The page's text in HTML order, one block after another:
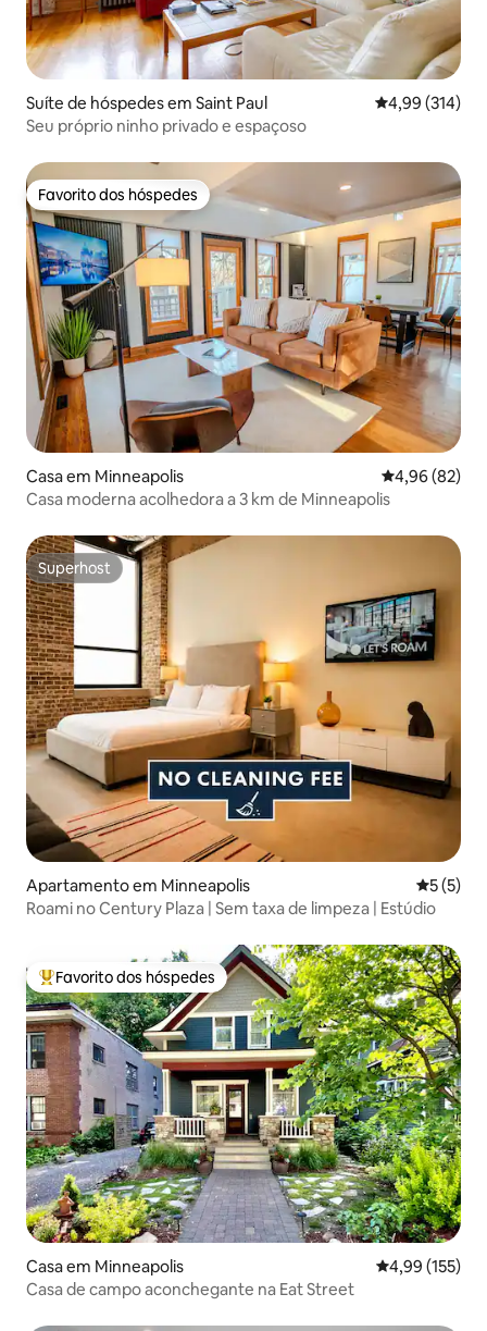
Suíte de hóspedes em Saint Paul Classificação
4,99 (314)
Seu próprio ninho privado e espaçoso
Favorito dos hóspedes
Favorito dos hóspedes
Casa em Minneapolis Classificação
4,96 (82)
Casa moderna acolhedora a 3 km de Minneapolis
Superhost
Superhost
Apartamento em Minneapolis
5 (5)
Roami no Century Plaza | Sem taxa de limpeza | Estúdio
Favoritos dos hóspedes mais apreciados
Favorito dos hóspedes
Casa em Minneapolis Classificação
4,99 (155)
Casa de campo aconchegante na Eat Street